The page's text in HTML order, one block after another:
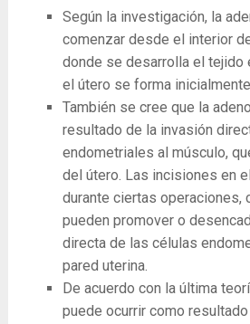
Según la investigación, la
comenzar desde el interior
donde se desarrolla el tejido
el útero se forma
También se cree que la
resultado de la invasión
endometriales al músculo,
del útero. Las incisiones en
durante ciertas operaciones,
pueden promover o
directa de las células
pared uterina.
De acuerdo con la última
puede ocurrir como